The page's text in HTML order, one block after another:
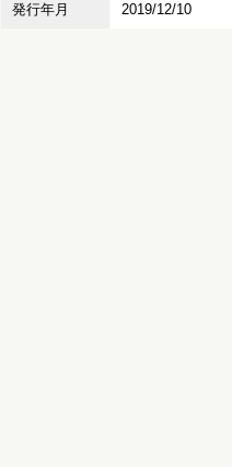
発行年月 2019/12/10